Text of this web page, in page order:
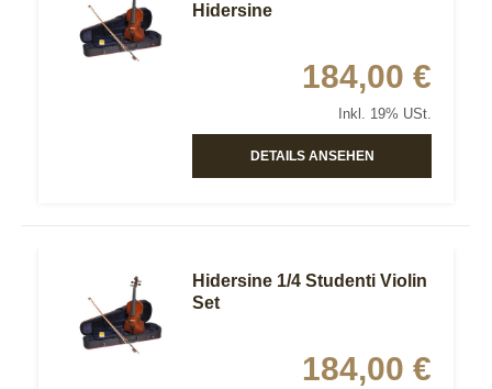
Hidersine
184,00 €
Inkl. 19% USt.
DETAILS ANSEHEN
Hidersine 1/4 Studenti Violin
Set
184,00 €